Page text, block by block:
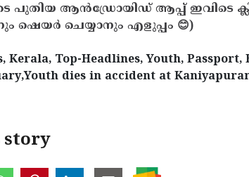
പുതിയ ആൻഡ്രോയിഡ് ആപ്പ് ഇവിടെ
ഷെയർ ചെയ്യാനും എളുപ്പം 😊)
Kerala, Top-Headlines, Youth, Passport,
dies in accident at
story